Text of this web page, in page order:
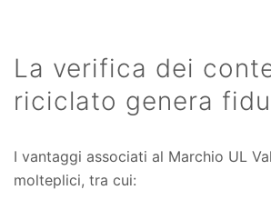
La verifica dei
riciclato genera
I vantaggi associati al Marchio UL
molteplici, tra cui: